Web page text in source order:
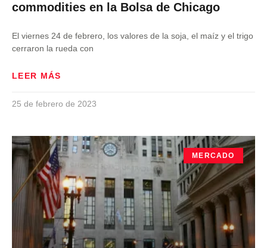
commodities en la Bolsa de Chicago
El viernes 24 de febrero, los valores de la soja, el maíz y el trigo
cerraron la rueda con
LEER MÁS
25 de febrero de 2023
MERCADO